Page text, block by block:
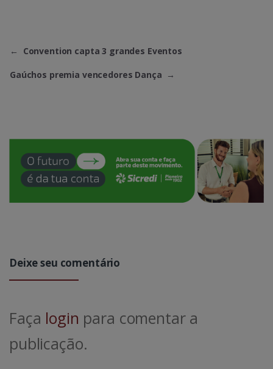
← Convention capta 3 grandes Eventos
Gaúchos premia vencedores Dança →
Deixe seu comentário
Faça login para comentar a
publicação.